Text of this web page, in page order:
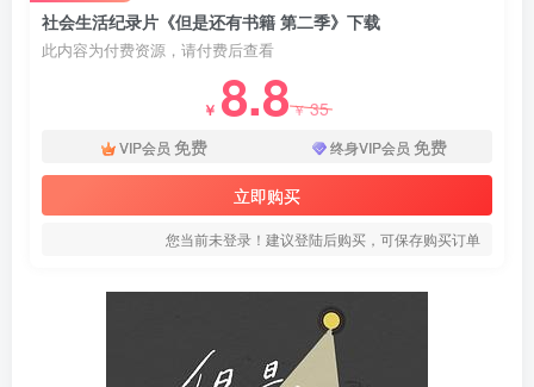
社会生活纪录片《但是还有书籍 第二季》下载
此内容为付费资源，请付费后查看
￥ 8.8￥35
VIP会员 免费 终身VIP会员 免费
立即购买
您当前未登录！建议登陆后购买，可保存购买订单